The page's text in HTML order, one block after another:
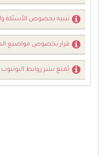
تنبيه بخصوص الأسئلة
قرار بخصوص مواضيع
يُمنع نشر روابط اليوتيوب